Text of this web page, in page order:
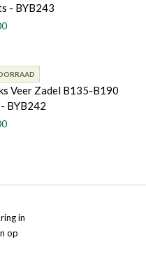
- BYB243
Veer Zadel B135-B190
BYB242
in
op